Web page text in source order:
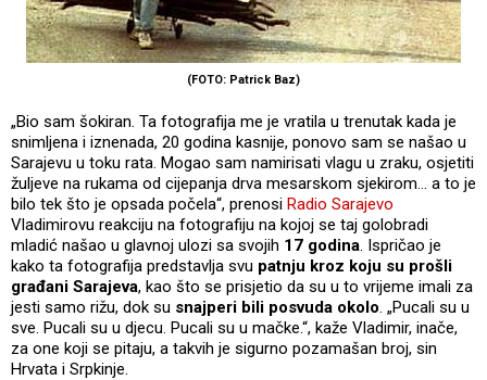
(FOTO: Patrick Baz)
„Bio sam šokiran. Ta fotografija me je vratila u trenutak kada je
snimljena i iznenada, 20 godina kasnije, ponovo sam se našao u
Sarajevu u toku rata. Mogao sam namirisati vlagu u zraku, osjetiti
žuljeve na rukama od cijepanja drva mesarskom sjekirom... a to je
bilo tek što je opsada počela“, prenosi Radio Sarajevo
Vladimirovu reakciju na fotografiju na kojoj se taj golobradi
mladić našao u glavnoj ulozi sa svojih 17 godina. Ispričao je
kako ta fotografija predstavlja svu patnju kroz koju su prošli
građani Sarajeva, kao što se prisjetio da su u to vrijeme imali za
jesti samo rižu, dok su snajperi bili posvuda okolo. „Pucali su u
sve. Pucali su u djecu. Pucali su u mačke.“, kaže Vladimir, inače,
za one koji se pitaju, a takvih je sigurno pozamašan broj, sin
Hrvata i Srpkinje.